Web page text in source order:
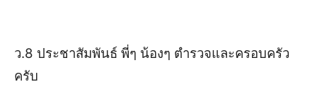
ว.8 ประชาสัมพันธ์ พี่ๆ น้องๆ ตำรวจและครอบครัว
ครับ